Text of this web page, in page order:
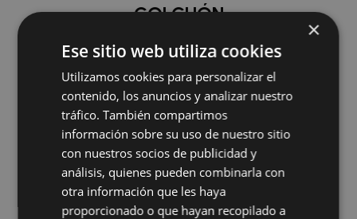
COLCHÓN
COMPRAR
×
Ese sitio web utiliza cookies
Utilizamos cookies para personalizar el
contenido, los anuncios y analizar nuestro
tráfico. También compartimos
información sobre su uso de nuestro sitio
con nuestros socios de publicidad y
análisis, quienes pueden combinarla con
otra información que les haya
proporcionado o que hayan recopilado a